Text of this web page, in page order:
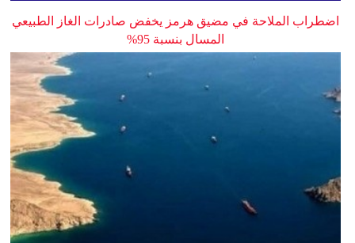
اضطراب الملاحة في مضيق هرمز يخفض صادرات الغاز الطبيعي
المسال بنسبة 95%